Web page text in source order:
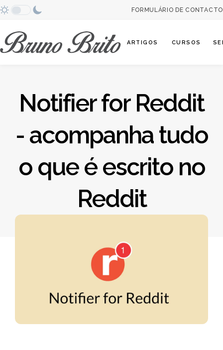
FORMULÁRIO DE CONTACTO
ARTIGOS Abrir
CURSOS
Notifier for Reddit
- acompanha tudo
o que é escrito no
Reddit